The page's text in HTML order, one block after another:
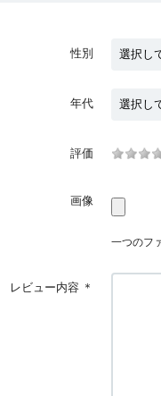
性別
年代
評価
画像
一つのフ
レビュー内容 ＊